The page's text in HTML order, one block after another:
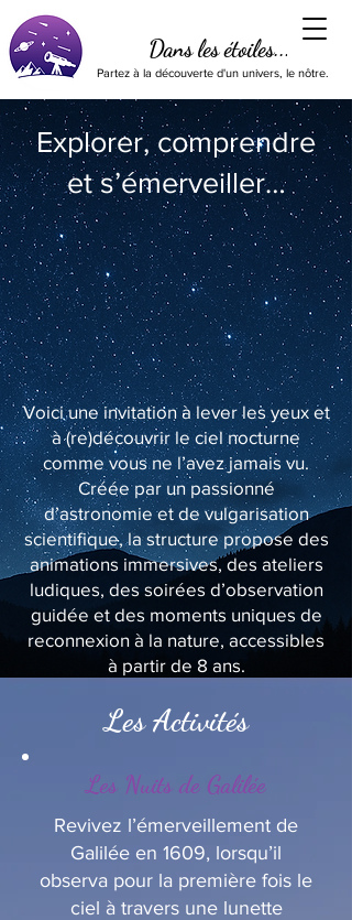
Dans les étoiles...
Partez à la découverte d'un univers, le nôtre.
Explorer, comprendre
et s’émerveiller…
Voici une invitation à lever les yeux et
à (re)découvrir le ciel nocturne
comme vous ne l’avez jamais vu.
Créée par un passionné
d’astronomie et de vulgarisation
scientifique, la structure propose des
animations immersives, des ateliers
ludiques, des soirées d’observation
guidée et des moments uniques de
reconnexion à la nature, accessibles
à partir de 8 ans.
Les Activités
Les Nuits de Galilée
Revivez l’émerveillement de
Galilée en 1609, lorsqu’il
observa pour la première fois le
ciel à travers une lunette